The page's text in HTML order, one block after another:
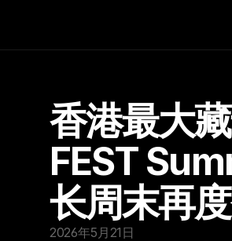
香港最大
FEST
长周末再
2026年5月21日